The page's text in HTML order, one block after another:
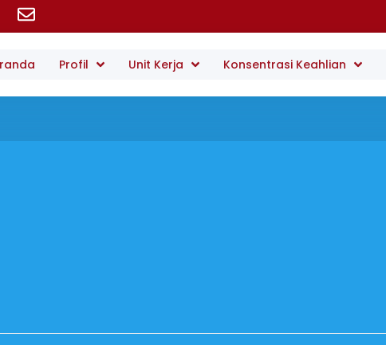
Profil Unit Kerja Konsentrasi Keahlian